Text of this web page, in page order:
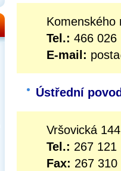
Komenského
Tel.:
E-mail:
Ústřední
Vršovická
Tel.: 267 121
Fax: 267 310